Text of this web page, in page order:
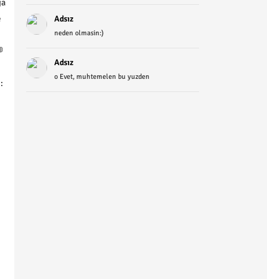
Adsız
neden olmasin:)
Adsız
o Evet, muhtemelen bu yuzden